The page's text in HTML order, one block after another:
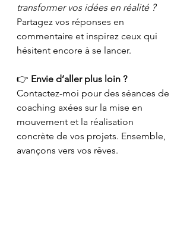
transformer vos idées en réalité ?
Partagez vos réponses en
commentaire et inspirez ceux qui
hésitent encore à se lancer.
👉 Envie d’aller plus loin ?
Contactez-moi pour des séances de
coaching axées sur la mise en
mouvement et la réalisation
concrète de vos projets. Ensemble,
avançons vers vos rêves.